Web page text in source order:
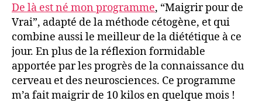
De là est né mon programme, “Maigrir pour de
Vrai”, adapté de la méthode cétogène, et qui
combine aussi le meilleur de la diététique à ce
jour. En plus de la réflexion formidable
apportée par les progrès de la connaissance du
cerveau et des neurosciences. Ce programme
m’a fait maigrir de 10 kilos en quelque mois !